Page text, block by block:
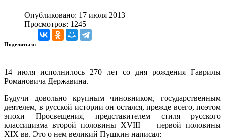
Опубликовано: 17 июля 2013
Просмотров: 1245
Поделиться:
14 июля исполнилось 270 лет со дня рождения Гаврилы
Романовича Державина.
Будучи довольно крупным чиновником, государственным
деятелем, в русской истории он остался, прежде всего, поэтом
эпохи Просвещения, представителем стиля русского
классицизма второй половины XVIII — первой половины
XIX вв. Это о нем великий Пушкин написал: